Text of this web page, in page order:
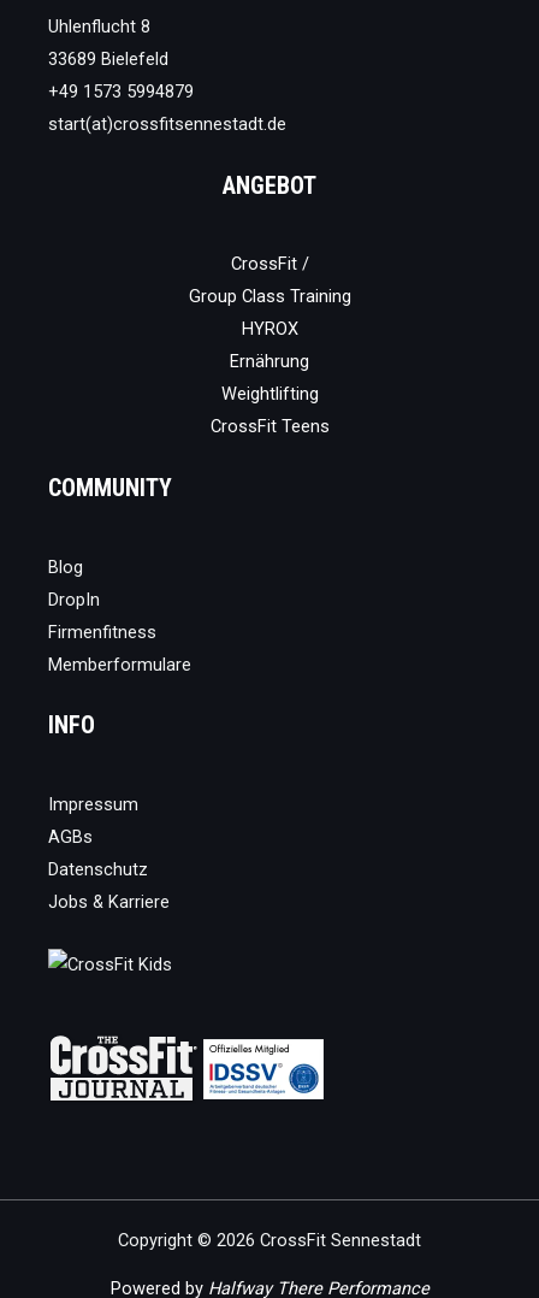
Uhlenflucht 8
33689 Bielefeld
+49 1573 5994879
start(at)crossfitsennestadt.de
ANGEBOT
CrossFit /
Group Class Training
HYROX
Ernährung
Weightlifting
CrossFit Teens
COMMUNITY
Blog
DropIn
Firmenfitness
Memberformulare
INFO
Impressum
AGBs
Datenschutz
Jobs & Karriere
Copyright © 2026 CrossFit Sennestadt
Powered by Halfway There Performance